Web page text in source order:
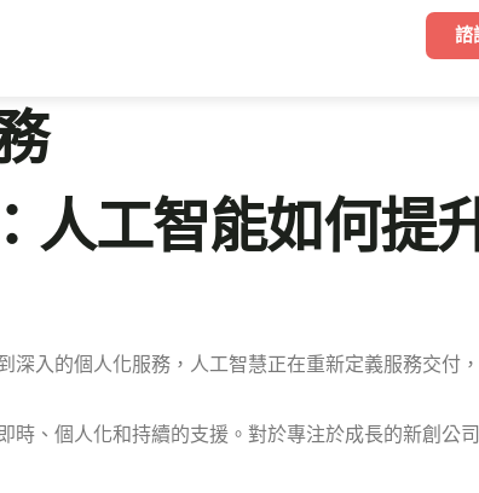
諮
人工智能如何提
入的個人化服務，人工智慧正在重新定義服務交付
、個人化和持續的支援。對於專注於成長的新創公